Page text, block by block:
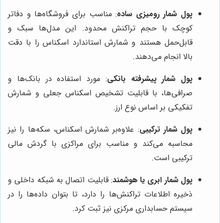
پول شمار رومیزی ساده: مناسب برای فروشگاه‌ها و دفاتر
کوچک با حجم تراکنش محدود. این مدل‌ها سبک و
قابل‌حمل هستند و شمارش استاندارد اسکناس را با دقت
بالا انجام می‌دهند.
پول شمار پیشرفته بانکی: مورد استفاده در بانک‌ها و
صرافی‌ها، با قابلیت تشخیص اسکناس جعلی و شمارش
تفکیکی بر اساس نوع ارز.
پول شمار ترکیبی: علاوه‌بر شمارش اسکناس، سکه‌ها را نیز
محاسبه می‌کند و مناسب برای مراکزی با گردش مالی
ترکیبی است.
پول شمار ابری یا هوشمند: قابلیت اتصال به شبکه داخلی و
ذخیره اطلاعات تراکنش‌ها را دارد، تا بتوان داده‌ها را در
سیستم حسابداری مرکزی نیز ثبت کرد.